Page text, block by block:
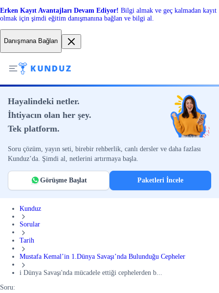
Erken Kayıt Avantajları Devam Ediyor! Bilgi almak ve geç kalmadan kayıt
olmak için şimdi eğitim danışmanına bağlan ve bilgi al.
Danışmana Bağlan
Hayalindeki netler.
İhtiyacın olan her şey.
Tek platform.
Soru çözüm, yayın seti, birebir rehberlik, canlı dersler ve daha fazlası
Kunduz’da. Şimdi al, netlerini artırmaya başla.
Görüşme Başlat Paketleri İncele
Kunduz
Sorular
Tarih
Mustafa Kemal’in 1.Dünya Savaşı’nda Bulunduğu Cepheler
i Dünya Savaşı'nda mücadele ettiği cephelerden b...
Soru: